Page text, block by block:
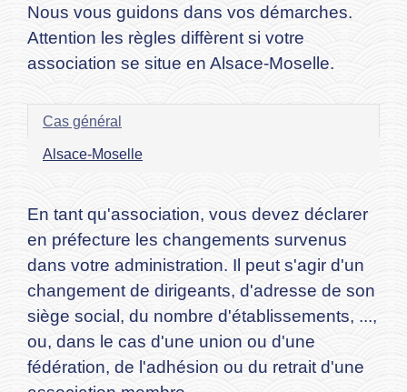
Nous vous guidons dans vos démarches.
Attention les règles diffèrent si votre
association se situe en Alsace-Moselle.
Cas général
Alsace-Moselle
En tant qu'association, vous devez déclarer
en préfecture les changements survenus
dans votre administration. Il peut s'agir d'un
changement de dirigeants, d'adresse de son
siège social, du nombre d'établissements, ...,
ou, dans le cas d'une union ou d'une
fédération, de l'adhésion ou du retrait d'une